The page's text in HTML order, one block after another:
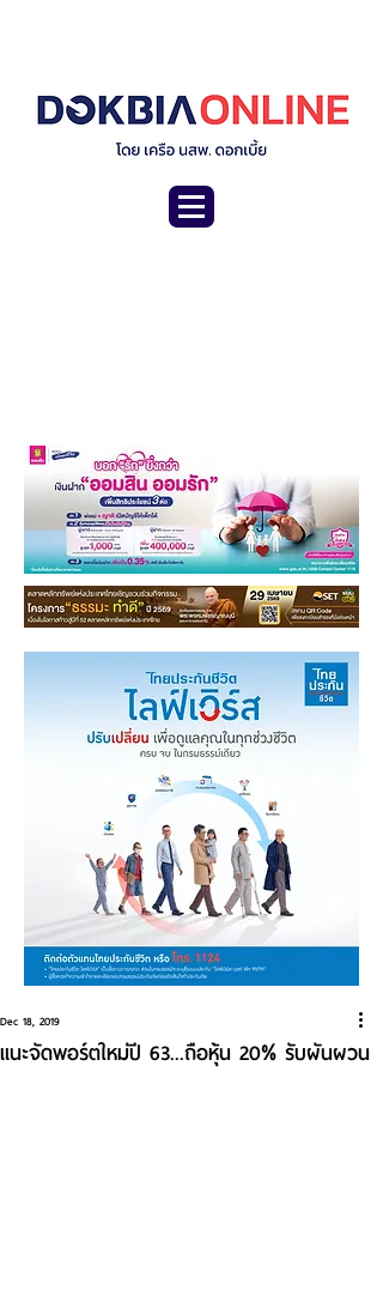
แนะจัดพอร์ตใหม่ปี 63...ถือหุ้น 20% รับผันผวน
Dec 18, 2019